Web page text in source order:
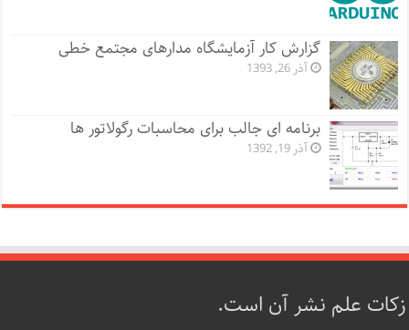
گزارش کار آزمایشگاه مدارهای مجتمع خطی
آذر 26, 1393
برنامه ای جالب برای محاسبات رگولاتور ها
آذر 19, 1392
زکات علم نشر آن است.